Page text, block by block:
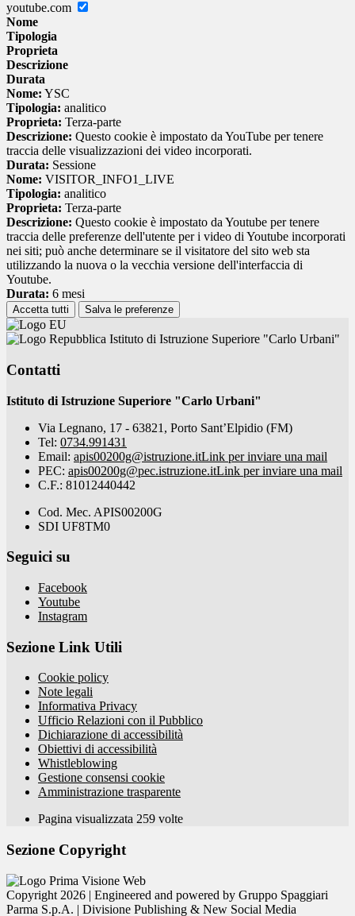
youtube.com
Nome
Tipologia
Proprieta
Descrizione
Durata
Nome: YSC
Tipologia: analitico
Proprieta: Terza-parte
Descrizione: Questo cookie è impostato da YouTube per tenere
traccia delle visualizzazioni dei video incorporati.
Durata: Sessione
Nome: VISITOR_INFO1_LIVE
Tipologia: analitico
Proprieta: Terza-parte
Descrizione: Questo cookie è impostato da Youtube per tenere
traccia delle preferenze dell'utente per i video di Youtube incorporati
nei siti; può anche determinare se il visitatore del sito web sta
utilizzando la nuova o la vecchia versione dell'interfaccia di
Youtube.
Durata: 6 mesi
Accetta tutti Salva le preferenze
Istituto di Istruzione Superiore "Carlo Urbani"
Contatti
Istituto di Istruzione Superiore "Carlo Urbani"
Via Legnano, 17 - 63821, Porto Sant’Elpidio (FM)
Tel: 0734.991431
Email: apis00200g@istruzione.itLink per inviare una mail
PEC: apis00200g@pec.istruzione.itLink per inviare una mail
C.F.: 81012440442
Cod. Mec. APIS00200G
SDI UF8TM0
Seguici su
Facebook
Youtube
Instagram
Sezione Link Utili
Cookie policy
Note legali
Informativa Privacy
Ufficio Relazioni con il Pubblico
Dichiarazione di accessibilità
Obiettivi di accessibilità
Whistleblowing
Gestione consensi cookie
Amministrazione trasparente
Pagina visualizzata 259 volte
Sezione Copyright
Copyright 2026 | Engineered and powered by Gruppo Spaggiari
Parma S.p.A. | Divisione Publishing & New Social Media